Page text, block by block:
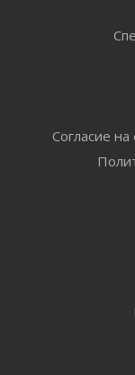
Согласие